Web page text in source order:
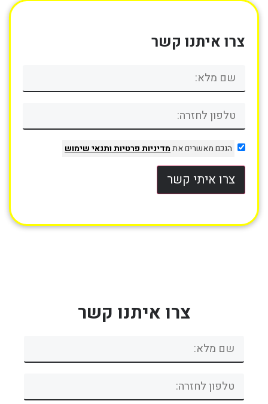
צרו איתנו קשר
הנכם מאשרים אתמדיניות פרטיותותנאי שימוש
צרו איתי קשר
צרו איתנו קשר